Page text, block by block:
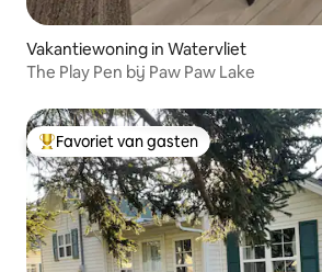
Vakantiewoning in Watervliet
The Play Pen bij Paw Paw Lake
Topfavoriet van gasten
Favoriet van gasten